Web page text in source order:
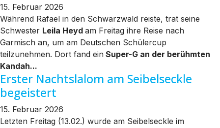
15. Februar 2026
Während Rafael in den Schwarzwald reiste, trat seine
Schwester Leila Heyd am Freitag ihre Reise nach
Garmisch an, um am Deutschen Schülercup
teilzunehmen. Dort fand ein Super-G an der berühmten
Kandah...
Erster Nachtslalom am Seibelseckle
begeistert
15. Februar 2026
Letzten Freitag (13.02.) wurde am Seibelseckle im